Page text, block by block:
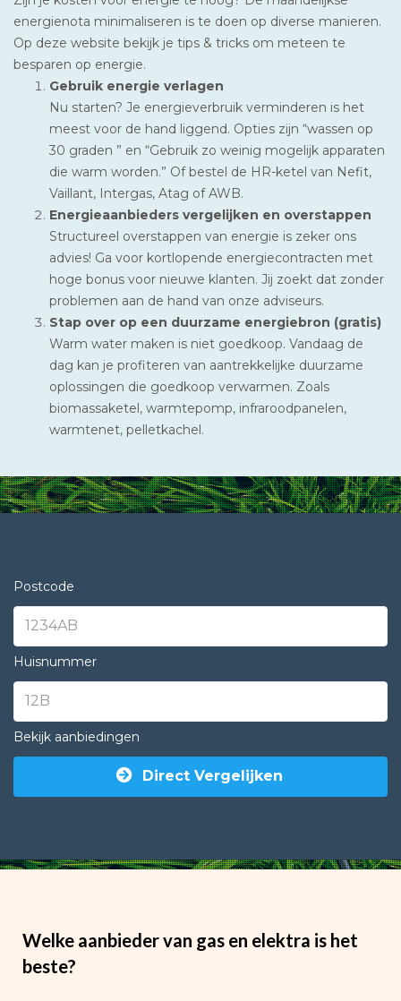
energienota minimaliseren is te doen op diverse manieren.
Op deze website bekijk je tips & tricks om meteen te
besparen op energie.
Gebruik energie verlagen
Nu starten? Je energieverbruik verminderen is het
meest voor de hand liggend. Opties zijn “wassen op
30 graden ” en “Gebruik zo weinig mogelijk apparaten
die warm worden.” Of bestel de HR-ketel van Nefit,
Vaillant, Intergas, Atag of AWB.
Energieaanbieders vergelijken en overstappen
Structureel overstappen van energie is zeker ons
advies! Ga voor kortlopende energiecontracten met
hoge bonus voor nieuwe klanten. Jij zoekt dat zonder
problemen aan de hand van onze adviseurs.
Stap over op een duurzame energiebron (gratis)
Warm water maken is niet goedkoop. Vandaag de
dag kan je profiteren van aantrekkelijke duurzame
oplossingen die goedkoop verwarmen. Zoals
biomassaketel, warmtepomp, infraroodpanelen,
warmtenet, pelletkachel.
Postcode
Huisnummer
Bekijk aanbiedingen
Direct Vergelijken
Welke aanbieder van gas en elektra is het
beste?